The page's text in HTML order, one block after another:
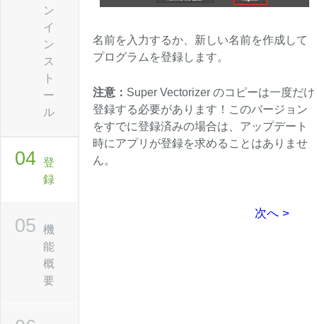
ン
イ
ン
ス
ト
ー
ル
登
録
機
能
概
要
名前を入力するか、新しい名前を作成して
プログラムを登録します。
注意： Super Vectorizer のコピーは一度だけ
登録する必要があります！このバージョン
をすでに登録済みの場合は、アップデート
時にアプリが登録を求めることはありませ
ん。
次へ >